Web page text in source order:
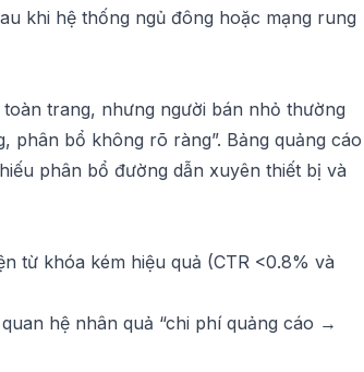
khi hệ thống ngủ đông hoặc mạng rung
trang, nhưng người bán nhỏ thường
phân bổ không rõ ràng”. Bảng quảng cáo
phân bổ đường dẫn xuyên thiết bị và
từ khóa kém hiệu quả (CTR <0.8% và
hệ nhân quả “chi phí quảng cáo →